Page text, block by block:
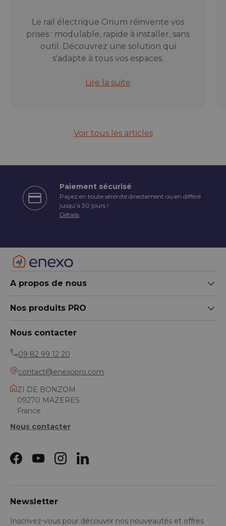
Le rail électrique Orium réinvente vos
prises : modulable, rapide à installer, sans
outil. Découvrez une solution qui
s'adapte à tous vos espaces.
Rail électrique modulable Orium :
Lire la suite
Voir tous les articles
Paiement sécurisé
Payez en toute sérénité directement ou en différé
jusqu'à 30 jours !
Détails
A propos de nous
Nos produits PRO
Nous contacter
09 82 99 12 20
contact@enexopro.com
ZI DE BONZOM
09270 MAZERES
France
Nous contacter
Facebook
YouTubeInstagramLinkedIn
Newsletter
Inscrivez-vous pour découvrir nos nouveautés et offres